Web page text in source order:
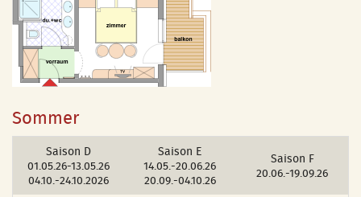
Sommer
Saison D
01.05.26-13.05.26
04.10.-24.10.2026
Saison E
14.05.-20.06.26
20.09.-04.10.26
Saison F
20.06.-19.09.26